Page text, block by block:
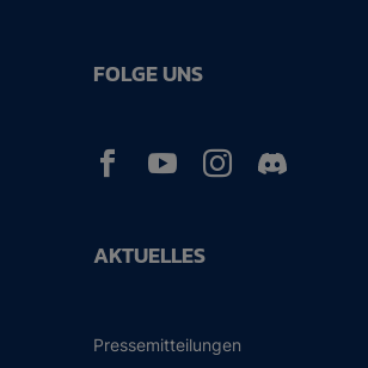
AKTUELLES
Pressemitteilungen
FOLGE UNS
  